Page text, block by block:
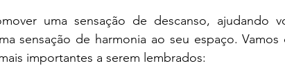
uma sensação de descanso, ajudando
sensação de harmonia ao seu espaço. Vamos
importantes a serem lembrados: